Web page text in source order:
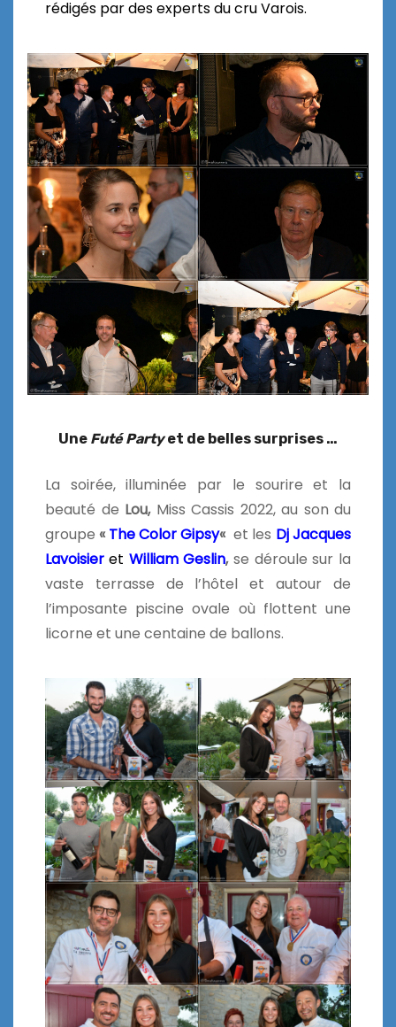
rédigés par des experts du cru Varois.
Une Futé Partyet de belles surprises …
La soirée, illuminée par le sourire et la
beauté de Lou,Miss Cassis 2022, au son du
groupe «The Color Gipsy« et les Dj Jacques
Lavoisier et William Geslin,se déroule sur la
vaste terrasse de l’hôtel et autour de
l’imposante piscine ovale où flottent une
licorne et une centaine de ballons.